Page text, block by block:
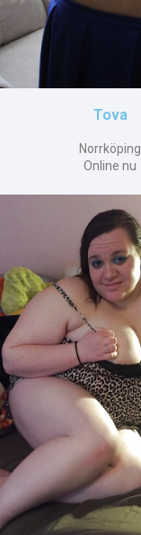
Tova
Norrköping
Online nu